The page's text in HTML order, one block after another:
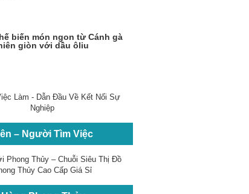
biến món ngon từ Cánh gà
giòn với dầu ôliu
– Người Tìm Việc